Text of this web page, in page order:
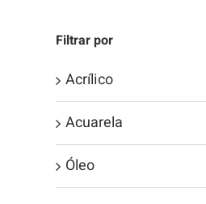
Filtrar por
Acrílico
Acuarela
Óleo